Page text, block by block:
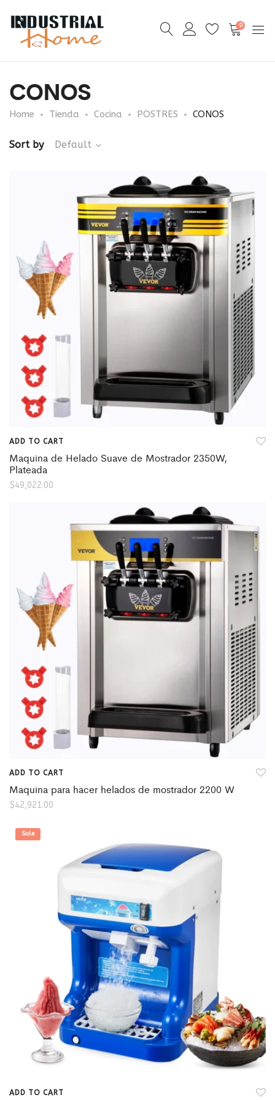
0
CONOS
Home Tienda Cocina POSTRES CONOS
Sort by Default
ADD TO CART
Maquina de Helado Suave de Mostrador 2350W,
Plateada
$49,022.00
ADD TO CART
Maquina para hacer helados de mostrador 2200 W
$42,921.00
Sale
ADD TO CART